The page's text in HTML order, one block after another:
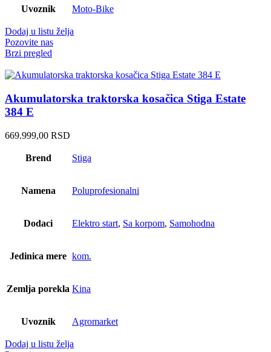
Uvoznik Moto-Bike
Dodaj u listu želja
Pozovite nas
Brzi pregled
Akumulatorska traktorska kosačica Stiga Estate
384 E
669.999,00 RSD
Brend Stiga
Namena Poluprofesionalni
Dodaci Elektro start, Sa korpom, Samohodna
Jedinica mere kom.
Zemlja porekla Kina
Uvoznik Agromarket
Dodaj u listu želja